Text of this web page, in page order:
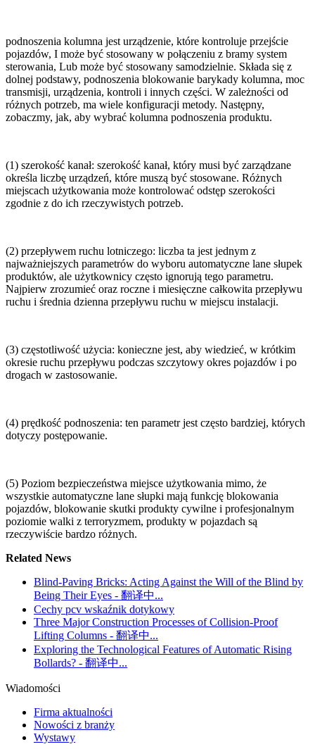
podnoszenia kolumna jest urządzenie, które kontroluje przejście
pojazdów, I może być stosowany w połączeniu z bramy system
sterowania, Lub może być stosowany samodzielnie. Składa się z
dolnej podstawy, podnoszenia blokowanie barykady kolumna, moc
transmisji, urządzenia, kontroli i innych części. W zależności od
różnych potrzeb, ma wiele konfiguracji metody. Następny,
zobaczmy, jak, aby wybrać kolumna podnoszenia produktu.
(1) szerokość kanał: szerokość kanał, który musi być zarządzane
określa liczbę urządzeń, które muszą być stosowane. Różnych
miejscach użytkowania może kontrolować odstęp szerokości
zgodnie z do ich rzeczywistych potrzeb.
(2) przepływem ruchu lotniczego: liczba ta jest jednym z
najważniejszych parametrów do wyboru automatyczne lane słupek
produktów, ale użytkownicy często ignorują tego parametru.
Najpierw zrozumieć oraz roczne i miesięczne całkowita przepływu
ruchu i średnia dzienna przepływu ruchu w miejscu instalacji.
(3) częstotliwość użycia: konieczne jest, aby wiedzieć, w krótkim
okresie ruchu przepływu podczas szczytowy okres pojazdów i po
drogach w zastosowanie.
(4) prędkość podnoszenia: ten parametr jest często bardziej, których
dotyczy postępowanie.
(5) Poziom bezpieczeństwa miejsce użytkowania mimo, że
wszystkie automatyczne lane słupki mają funkcję blokowania
pojazdów, blokowanie skutki produkty cywilne i profesjonalnym
poziomie walki z terroryzmem, produkty w pojazdach są
rzeczywiście bardzo różnych.
Related News
Blind-Paving Bricks: Acting Against the Will of the Blind by
Being Their Eyes - 翻译中...
Cechy pcv wskaźnik dotykowy
Three Major Construction Processes of Collision-Proof
Lifting Columns - 翻译中...
Exploring the Technological Features of Automatic Rising
Bollards? - 翻译中...
Wiadomości
Firma aktualności
Nowości z branży
Wystawy